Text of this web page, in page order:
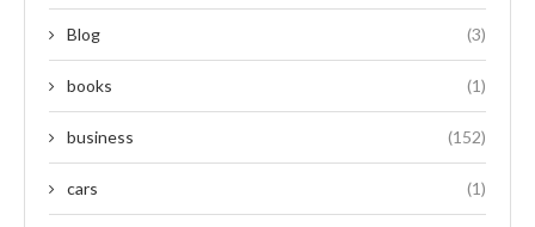
Blog (3)
books (1)
business (152)
cars (1)